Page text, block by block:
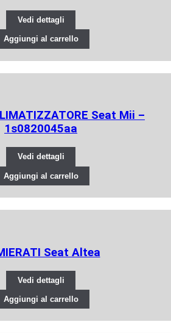
Vedi dettagli
Aggiungi al carrello
Seat Mii –
1s0820045aa
Vedi dettagli
Aggiungi al carrello
Seat Altea
Vedi dettagli
Aggiungi al carrello